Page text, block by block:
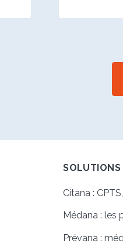
SOLUTIONS
Citana :
Médana : les
Prévana :